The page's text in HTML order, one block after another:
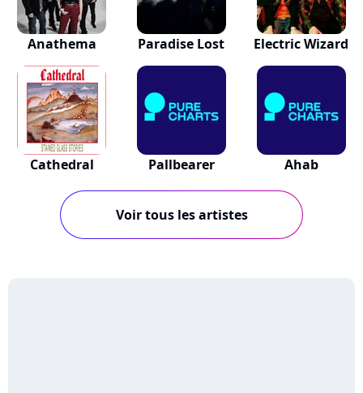
Anathema Paradise Lost Electric Wizard
Cathedral Pallbearer Ahab
Voir tous les artistes